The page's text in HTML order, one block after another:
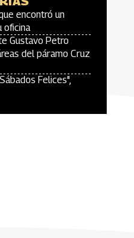
encontró un
oficina
Gustavo Petro
del páramo Cruz
Felices",